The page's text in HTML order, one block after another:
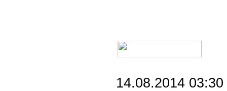
14.08.2014 03:30